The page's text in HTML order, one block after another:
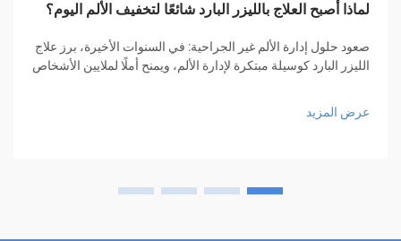
لماذا أصبح العلاج بالليزر البارد شائعًا لتخفيف الألم اليوم؟
صعود حلول إدارة الألم غير الجراحية: في السنوات الأخيرة، برز علاج
الليزر البارد كوسيلة مبتكرة لإدارة الألم، ويمنح أملًا لملايين الأشخاص
عرض المزيد